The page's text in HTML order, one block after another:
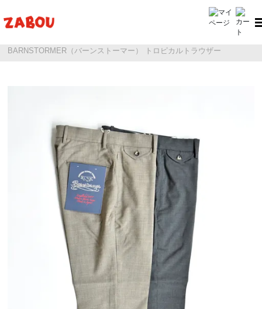
BARNSTORMER（バーンストーマー） トロピカルトラウザー